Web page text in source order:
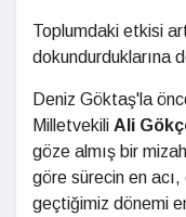
Toplumdaki etkisi
dokundurduklarına
Deniz Göktaş'la
Milletvekili Ali
göze almış bir
göre sürecin en
geçtiğimiz dönemi